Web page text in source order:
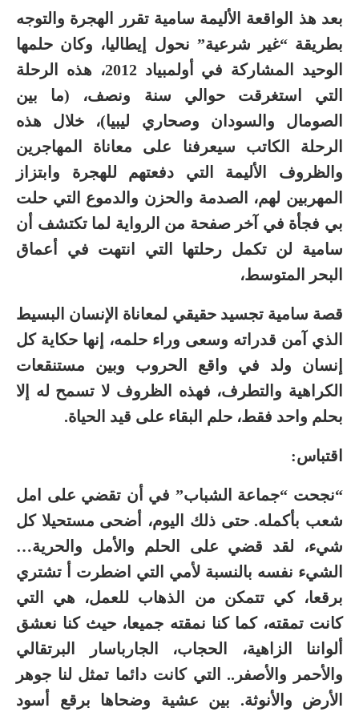
بعد هذ الواقعة الأليمة سامية تقرر الهجرة والتوجه
بطريقة “غير شرعية” نحول إيطاليا، وكان حلمها
الوحيد المشاركة في أولمبياد 2012، هذه الرحلة
التي استغرقت حوالي سنة ونصف، (ما بين
الصومال والسودان وصحاري ليبيا)، خلال هذه
الرحلة الكاتب سيعرفنا على معاناة المهاجرين
والظروف الأليمة التي دفعتهم للهجرة وابتزاز
المهربين لهم، الصدمة والحزن والدموع التي حلت
بي فجأة في آخر صفحة من الرواية لما تكتشف أن
سامية لن تكمل رحلتها التي انتهت في أعماق
البحر المتوسط،
قصة سامية تجسيد حقيقي لمعاناة الإنسان البسيط
الذي آمن قدراته وسعى وراء حلمه، إنها حكاية كل
إنسان ولد في واقع الحروب وبين مستنقعات
الكراهية والتطرف، فهذه الظروف لا تسمح له إلا
بحلم واحد فقط، حلم البقاء على قيد الحياة.
اقتباس:
“نجحت “جماعة الشباب” في أن تقضي على امل
شعب بأكمله. حتى ذلك اليوم، أضحى مستحيلا كل
شيء، لقد قضي على الحلم والأمل والحرية…
الشيء نفسه بالنسبة لأمي التي اضطرت أ تشتري
برقعا، كي تتمكن من الذهاب للعمل، هي التي
كانت تمقته، كما كنا نمقته جميعا، حيث كنا نعشق
ألواننا الزاهية، الحجاب، الجارباسار البرتقالي
والأحمر والأصفر.. التي كانت دائما تمثل لنا جوهر
الأرض والأنوثة. بين عشية وضحاها برقع أسود